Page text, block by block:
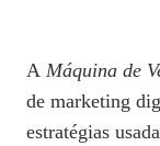
A Máquina de
de marketing
estratégias